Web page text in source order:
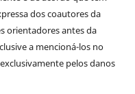
dos coautores da
orientadores antes da
a mencioná-los no
pelos danos